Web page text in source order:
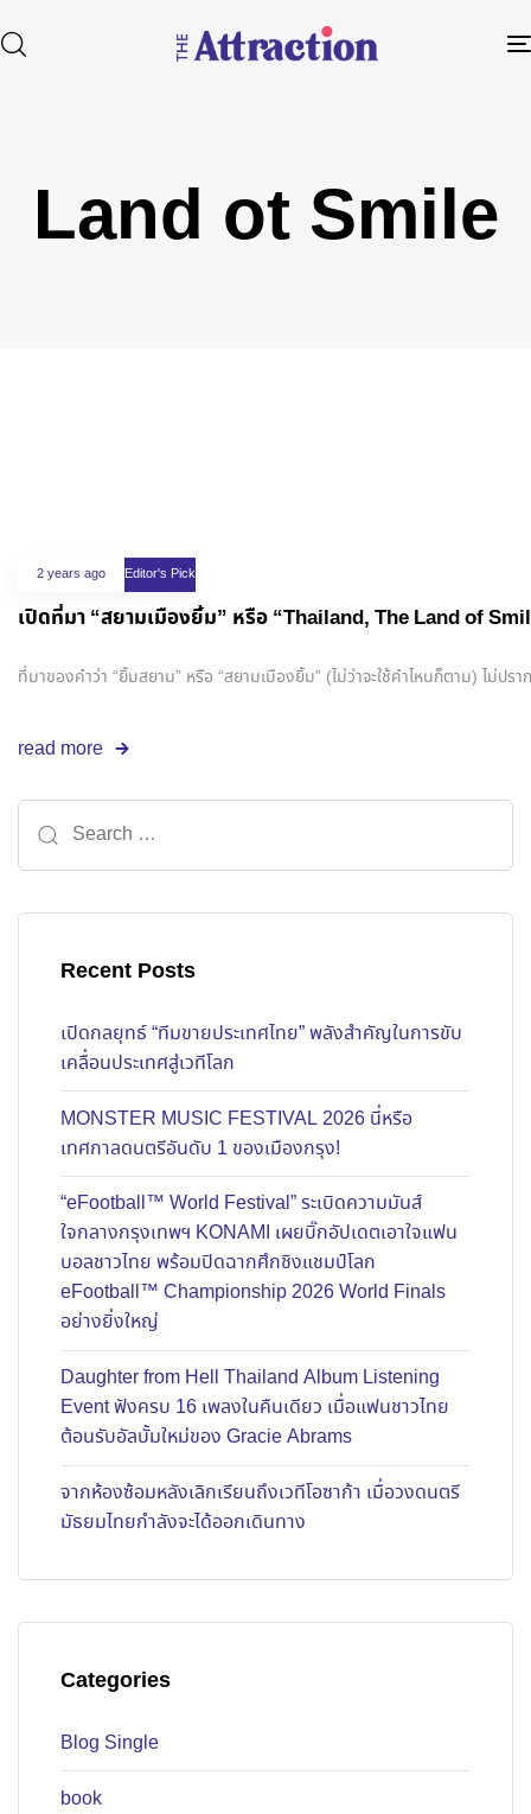
Type and hit enter
Land ot Smile
2 years ago Editor's Pick
เปิดที่มา “สยามเมืองยิ้ม” หรือ “Thailand, The Land of
ที่มาของคำว่า “ยิ้มสยาม” หรือ “สยามเมืองยิ้ม” (ไม่ว่าจะใช้คำไหนก็ตาม) ไม่
read more
Recent Posts
เปิดกลยุทธ์ “ทีมขายประเทศไทย” พลังสำคัญในการขับ
เคลื่อนประเทศสู่เวทีโลก
MONSTER MUSIC FESTIVAL 2026 นี่หรือ
เทศกาลดนตรีอันดับ 1 ของเมืองกรุง!
“eFootball™ World Festival” ระเบิดความมันส์
ใจกลางกรุงเทพฯ KONAMI เผยบิ๊กอัปเดตเอาใจแฟน
บอลชาวไทย พร้อมปิดฉากศึกชิงแชมป์โลก
eFootball™ Championship 2026 World Finals
อย่างยิ่งใหญ่
Daughter from Hell Thailand Album Listening
Event ฟังครบ 16 เพลงในคืนเดียว เมื่อแฟนชาวไทย
ต้อนรับอัลบั้มใหม่ของ Gracie Abrams
จากห้องซ้อมหลังเลิกเรียนถึงเวทีโอซาก้า เมื่อวงดนตรี
มัธยมไทยกำลังจะได้ออกเดินทาง
Categories
Blog Single
book